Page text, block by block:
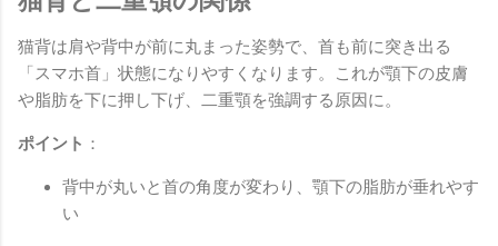
猫背は肩や背中が前に丸まった姿勢で、首も前に突き出る
「スマホ首」状態になりやすくなります。これが顎下の皮膚
や脂肪を下に押し下げ、二重顎を強調する原因に。
ポイント ：
背中が丸いと首の角度が変わり、顎下の脂肪が垂れやす
い